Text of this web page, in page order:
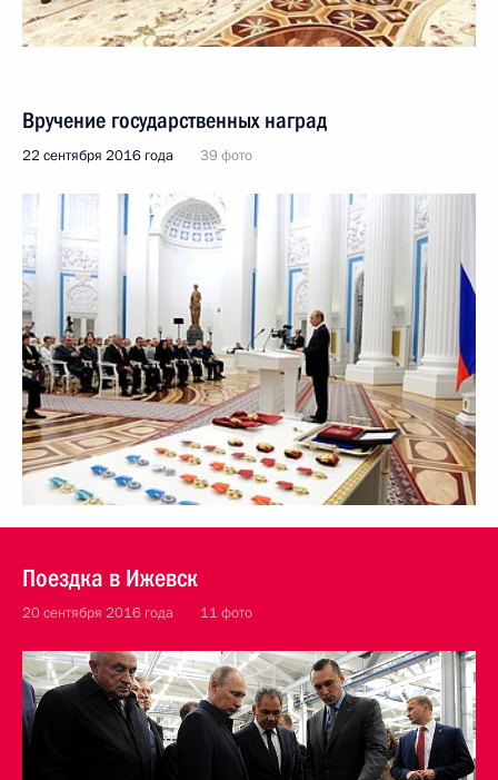
Вручение государственных наград
22 сентября 2016 года 39 фото
Поездка в Ижевск
20 сентября 2016 года 11 фото